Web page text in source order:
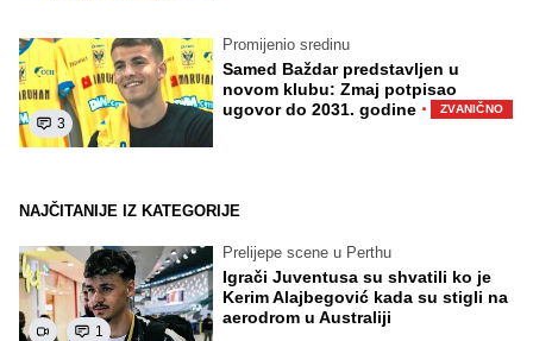
3
Promijenio sredinu
Samed Baždar predstavljen u
novom klubu: Zmaj potpisao
ugovor do 2031. godine · ZVANIČNO
NAJČITANIJE IZ KATEGORIJE
1
Prelijepe scene u Perthu
Igrači Juventusa su shvatili ko je
Kerim Alajbegović kada su stigli na
aerodrom u Australiji